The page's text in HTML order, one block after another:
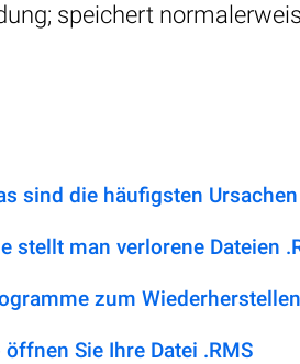
speichert
sind die häufigsten
stellt man verlorene Dateien
zum
öffnen Sie Ihre Datei .RMS